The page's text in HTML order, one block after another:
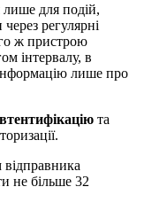
лише для подій,
регулярні
ж пристрою
інтервалу, в
лише про
та
відправника
не більше 32